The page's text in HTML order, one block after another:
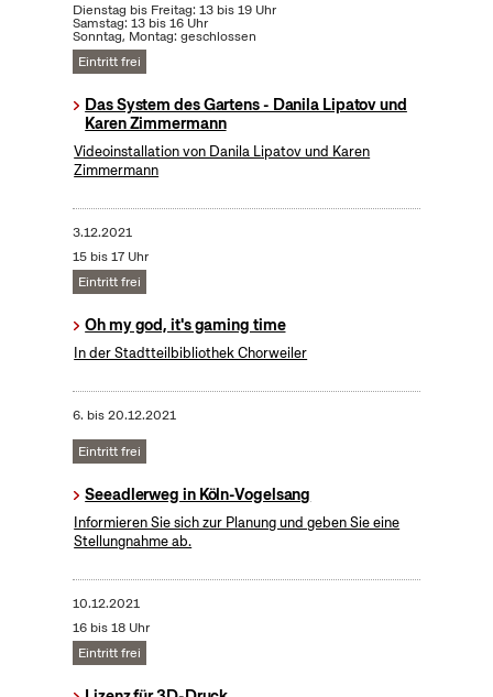
Dienstag bis Freitag: 13 bis 19 Uhr
Samstag: 13 bis 16 Uhr
Sonntag, Montag: geschlossen
Eintritt frei
Das System des Gartens - Danila Lipatov und
Karen Zimmermann
Videoinstallation von Danila Lipatov und Karen
Zimmermann
3.12.2021
15 bis 17 Uhr
Eintritt frei
Oh my god, it's gaming time
In der Stadtteilbibliothek Chorweiler
6. bis20.12.2021
Eintritt frei
Seeadlerweg in Köln-Vogelsang
Informieren Sie sich zur Planung und geben Sie eine
Stellungnahme ab.
10.12.2021
16 bis 18 Uhr
Eintritt frei